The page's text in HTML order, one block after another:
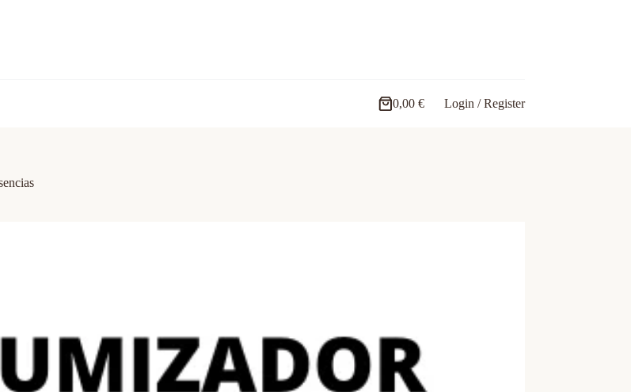
Carro
0,00 € Login / Register